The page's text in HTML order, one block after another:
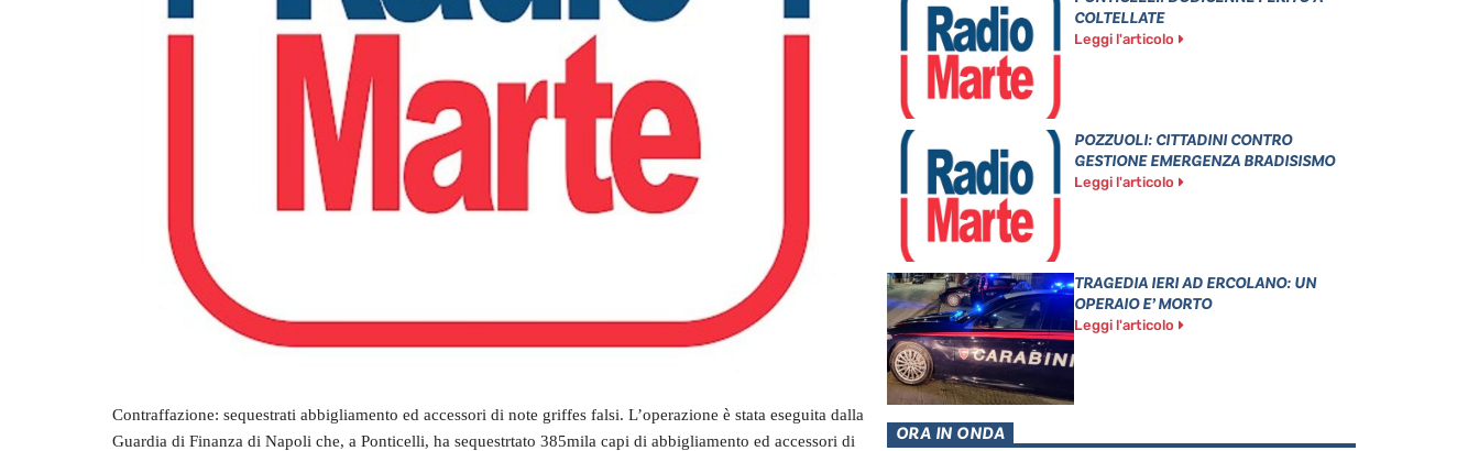
Contraffazione: sequestrati abbigliamento ed accessori di note griffes falsi. L’operazione è stata eseguita dalla
Guardia di Finanza di Napoli che, a Ponticelli, ha sequestrtato 385mila capi di abbigliamento ed accessori di
COLTELLATE
Leggi l'articolo
POZZUOLI: CITTADINI CONTRO
GESTIONE EMERGENZA BRADISISMO
Leggi l'articolo
TRAGEDIA IERI AD ERCOLANO: UN
OPERAIO E’ MORTO
Leggi l'articolo
ORA IN ONDA